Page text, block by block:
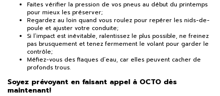
Faites vérifier la pression de vos pneus au début du printemps
pour mieux les préserver;
Regardez au loin quand vous roulez pour repérer les nids-de-
poule et ajuster votre conduite;
Si l’impact est inévitable, ralentissez le plus possible, ne freinez
pas brusquement et tenez fermement le volant pour garder le
contrôle;
Méfiez-vous des flaques d’eau, car elles peuvent cacher de
profonds trous.
Soyez prévoyant en faisant appel à OCTO dès
maintenant!